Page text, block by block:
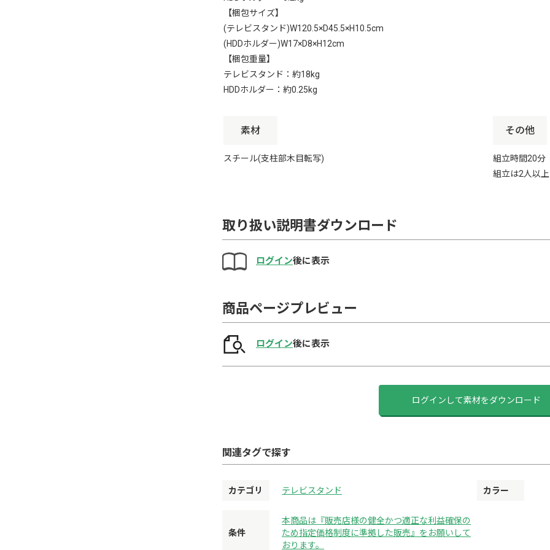
【梱包サイズ】
(テレビスタンド)W120.5×D45.5×H10.5cm
(HDDホルダー)W17×D8×H12cm
【梱包重量】
テレビスタンド：約18kg
HDDホルダー：約0.25kg
素材
スチール(支柱部木目転写)
その他
組立時間20分
組立は2人以上
取り扱い説明書ダウンロード
ログイン後に表示
商品ページプレビュー
ログイン後に表示
ログインして素材をダウンロード
関連タグで探す
カテゴリ テレビスタンド カラー
条件
本商品は『販売店様の健全かつ適正な利益確保の
ため指定価格制度に準拠した販売』をお願いして
おります。